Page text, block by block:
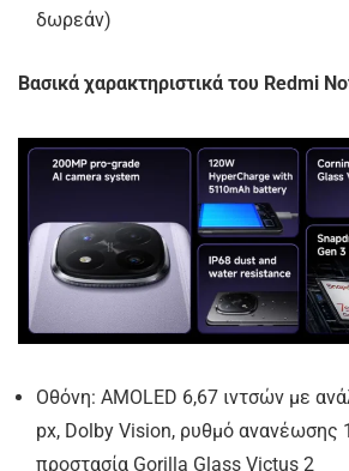
δωρεάν)
Βασικά χαρακτηριστικά του Redmi
Οθόνη: AMOLED 6,67 ιντσών με
px, Dolby Vision, ρυθμό ανανέωσης
προστασία Gorilla Glass Victus 2